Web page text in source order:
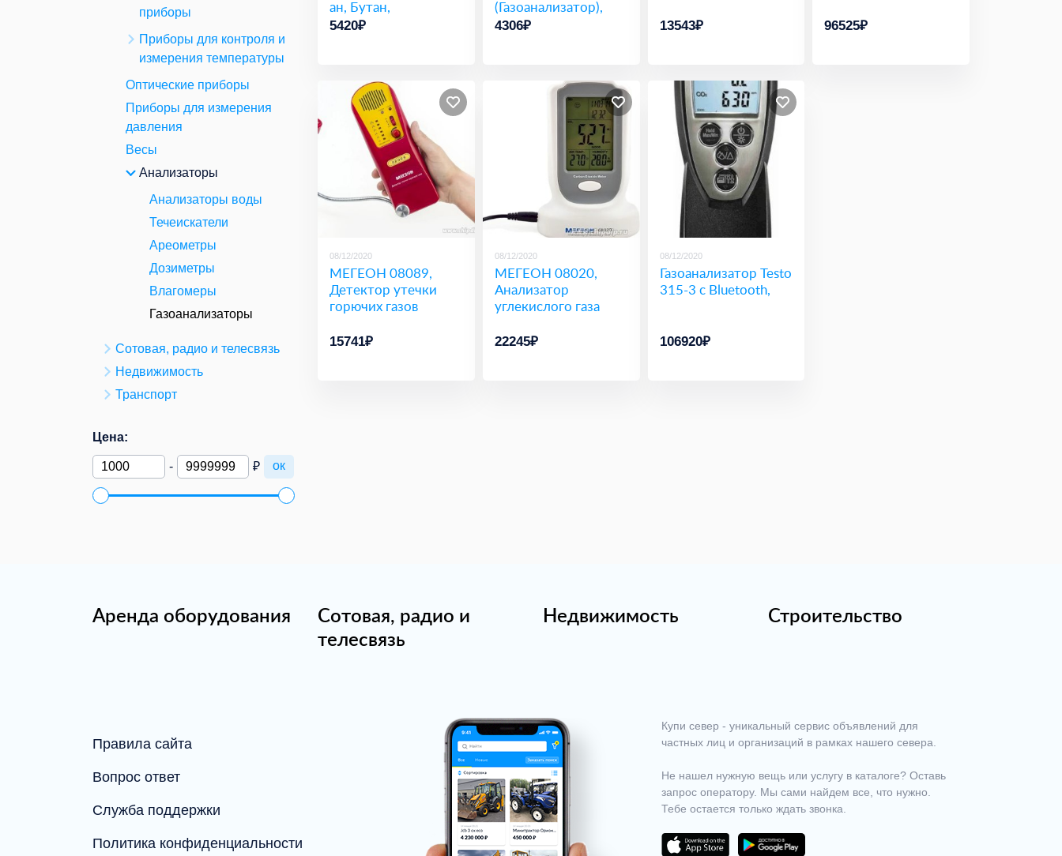
приборы
Приборы для контроля и
измерения температуры
Оптические приборы
Приборы для измерения
давления
Весы
Анализаторы
Анализаторы воды
Течеискатели
Ареометры
Дозиметры
Влагомеры
Газоанализаторы
Сотовая, радио и телесвязь
Недвижимость
Транспорт
Цена:
- ₽ ок
ан, Бутан,
Ацетон,Аммиак и
5420₽
(Газоанализатор),
карманный
4306₽ 13543₽ 96525₽
08/12/2020
МЕГЕОН 08089,
Детектор утечки
горючих газов
15741₽
08/12/2020
МЕГЕОН 08020,
Анализатор
углекислого газа
22245₽
08/12/2020
Газоанализатор Testo
315-3 с Bluetooth,
106920₽
Аренда оборудования
Сотовая, радио и
телесвязь
Недвижимость Строительство
Правила сайта
Вопрос ответ
Служба поддержки
Политика конфиденциальности
Купи север - уникальный сервис объявлений для
частных лиц и организаций в рамках нашего севера.
Не нашел нужную вещь или услугу в каталоге? Оставь
запрос оператору. Мы сами найдем все, что нужно.
Тебе остается только ждать звонка.